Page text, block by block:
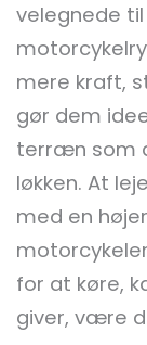
velegnede
mere kraft,
gør dem
terræn som
løkken. At
med en
for at køre,
giver, være